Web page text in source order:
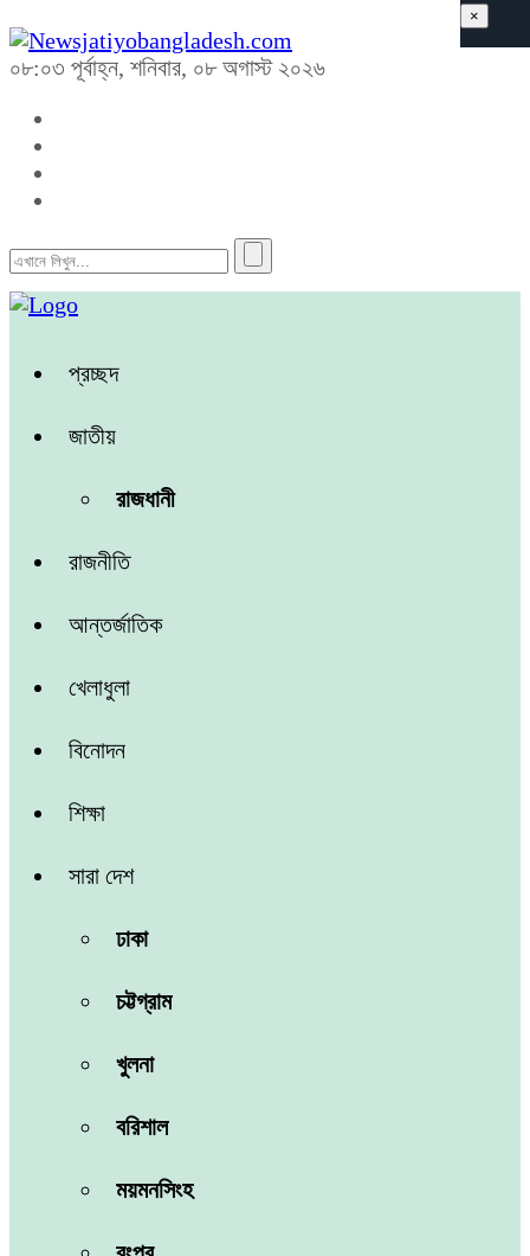
০৮:০৩ পূর্বাহ্ন, শনিবার, ০৮ অগাস্ট ২০২৬
প্রচ্ছদ
জাতীয়
রাজধানী
রাজনীতি
আন্তর্জাতিক
খেলাধুলা
বিনোদন
শিক্ষা
সারা দেশ
ঢাকা
চট্টগ্রাম
খুলনা
বরিশাল
ময়মনসিংহ
×